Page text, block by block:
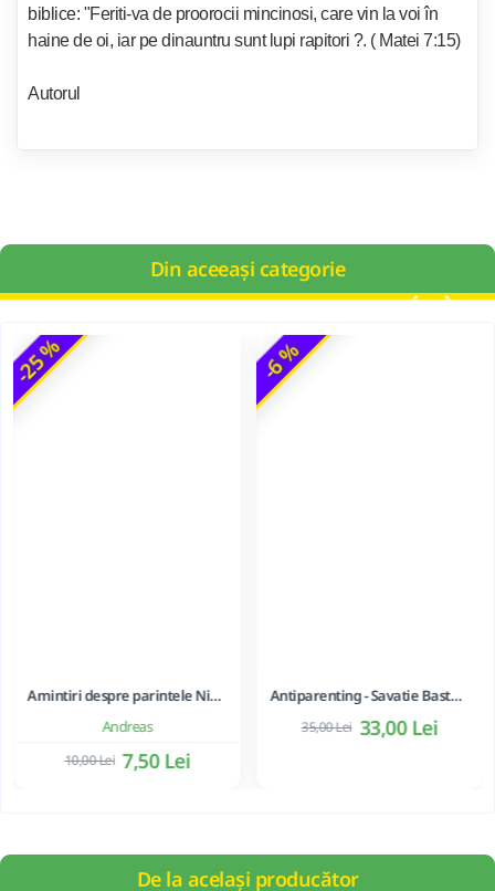
biblice: "Feriti-va de proorocii mincinosi, care vin la voi în
haine de oi, iar pe dinauntru sunt lupi rapitori ?. ( Matei 7:15)
Autorul
Din aceeași categorie
-25 %
Andreas
Amintiri despre parintele Nicodim Bujor, autorul Acatistului Sfantului ierarh Calinic de la Cernica - Mihaela Ion
7,50 Lei
10,00 Lei
-6 %
Antiparenting - Savatie Bastovoi
33,00 Lei
35,00 Lei
De la același producător